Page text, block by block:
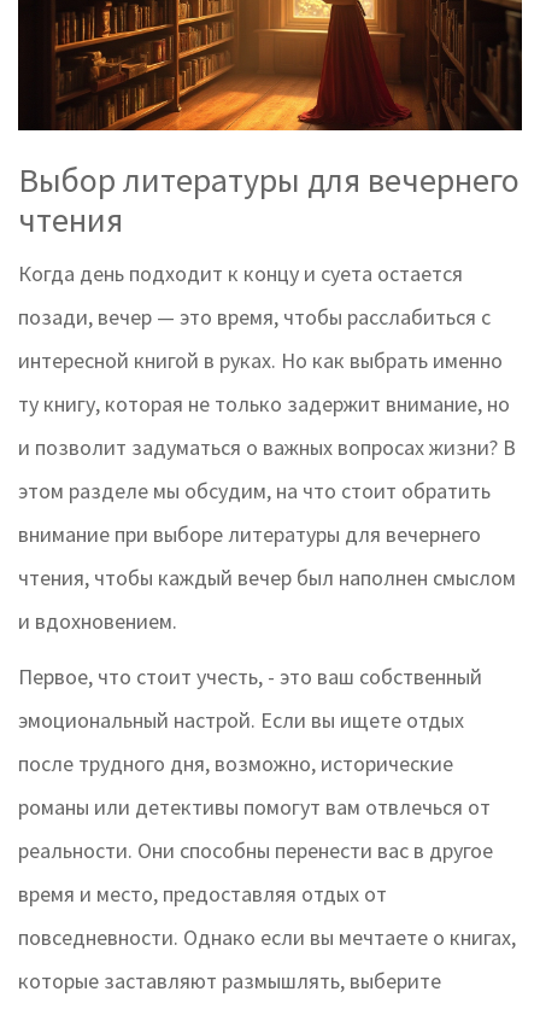
Выбор литературы для вечернего
чтения
Когда день подходит к концу и суета остается
позади, вечер — это время, чтобы расслабиться с
интересной книгой в руках. Но как выбрать именно
ту книгу, которая не только задержит внимание, но
и позволит задуматься о важных вопросах жизни? В
этом разделе мы обсудим, на что стоит обратить
внимание при выборе литературы для вечернего
чтения, чтобы каждый вечер был наполнен смыслом
и вдохновением.
Первое, что стоит учесть, - это ваш собственный
эмоциональный настрой. Если вы ищете отдых
после трудного дня, возможно, исторические
романы или детективы помогут вам отвлечься от
реальности. Они способны перенести вас в другое
время и место, предоставляя отдых от
повседневности. Однако если вы мечтаете о книгах,
которые заставляют размышлять, выберите